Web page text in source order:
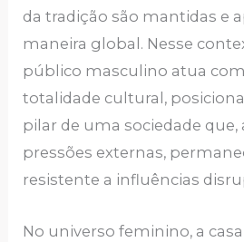
da tradição são mantidas e
maneira global. Nesse
público masculino atua
totalidade cultural,
pilar de uma sociedade que,
pressões externas,
resistente a influências
No universo feminino, a